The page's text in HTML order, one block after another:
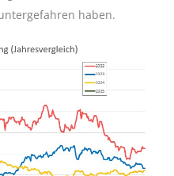
haben.